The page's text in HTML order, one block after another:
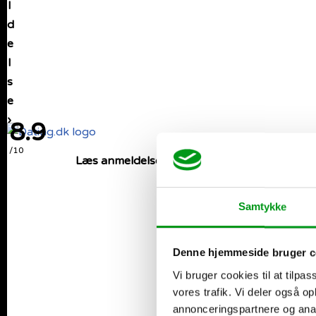
Samtykke
Denne hjemmeside bruger
Vi bruger cookies til at
vores trafik. Vi deler også
annonceringspartnere og
l
d
e
l
s
e
›8.9
/10
Læs anmeldelse ›
Type:
Alm. dating
Antal brugere:
Rigtig mange